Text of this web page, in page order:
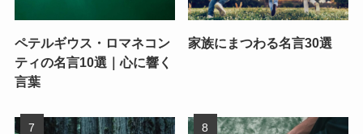
ペテルギウス・ロマネコン
ティの名言10選｜心に響く
言葉
家族にまつわる名言30選